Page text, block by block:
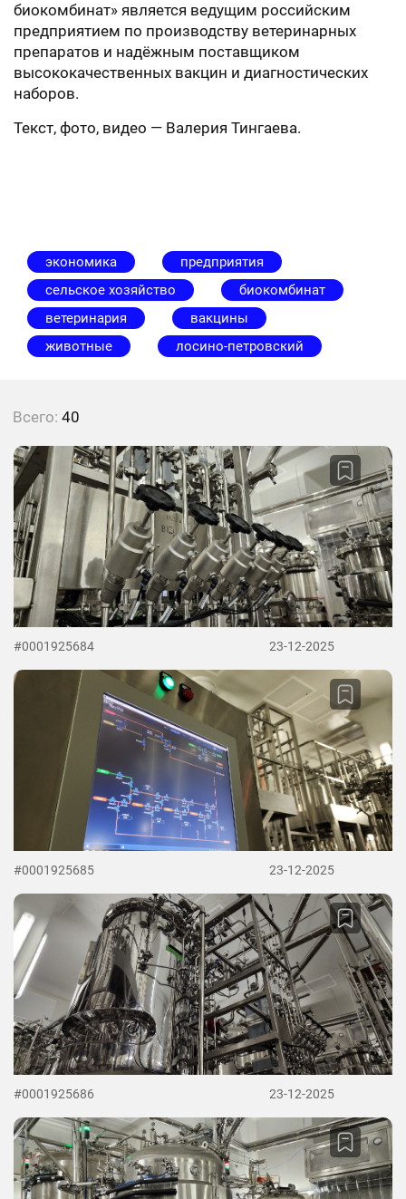
биокомбинат» является ведущим российским
предприятием по производству ветеринарных
препаратов и надёжным поставщиком
высококачественных вакцин и диагностических
наборов.
Текст, фото, видео — Валерия Тингаева.
экономика
предприятия
сельское хозяйство
биокомбинат
ветеринария
вакцины
животные
лосино-петровский
Всего: 40
#0001925684 23-12-2025
#0001925685 23-12-2025
#0001925686 23-12-2025